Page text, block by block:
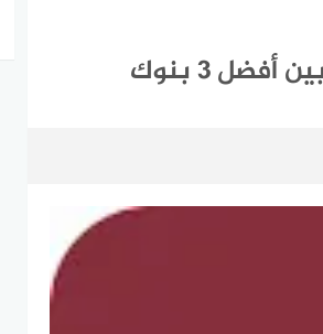
3 بنوك